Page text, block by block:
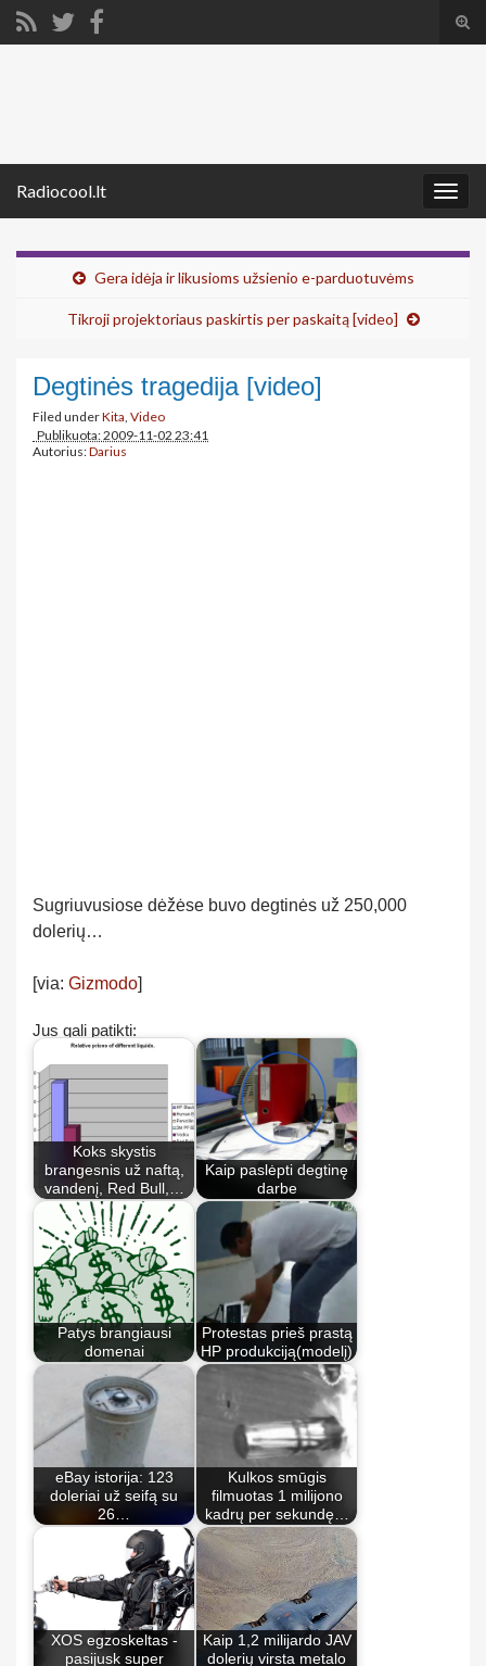
Radiocool.lt
Gera idėja ir likusioms užsienio e-parduotuvėms
Tikroji projektoriaus paskirtis per paskaitą [video]
Degtinės tragedija [video]
Filed underKita, Video
Publikuota: 2009-11-02 23:41
Autorius:Darius
Sugriuvusiose dėžėse buvo degtinės už 250,000
dolerių…
[via: Gizmodo]
Jus gali patikti:
Koks skystis
brangesnis už naftą,
vandenį, Red Bull,…
Kaip paslėpti degtinę
darbe
Patys brangiausi
domenai
Protestas prieš prastą
HP produkciją(modelį)
eBay istorija: 123
doleriai už seifą su
26…
Kulkos smūgis
filmuotas 1 milijono
kadrų per sekundę…
XOS egzoskeltas -
pasijusk super
Kaip 1,2 milijardo JAV
dolerių virsta metalo